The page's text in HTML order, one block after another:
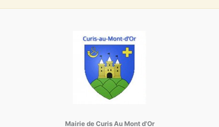
Mairie de Curis Au Mont d'Or